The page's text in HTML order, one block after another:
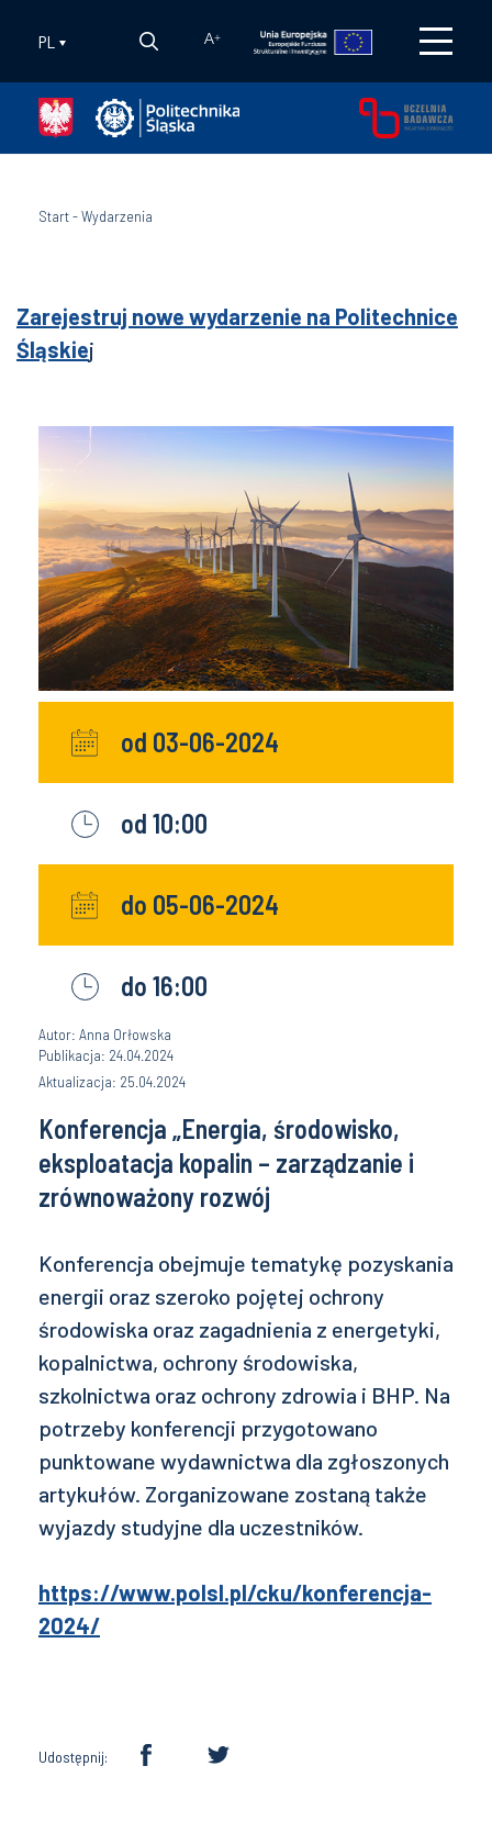
PL A+
Start-Wydarzenia
Zarejestruj nowe wydarzenie na Politechnice
Śląskiej
od 03-06-2024
od 10:00
do 05-06-2024
do 16:00
Autor: Anna Orłowska
Publikacja: 24.04.2024
Aktualizacja: 25.04.2024
Konferencja „Energia, środowisko,
eksploatacja kopalin – zarządzanie i
zrównoważony rozwój
Konferencja obejmuje tematykę pozyskania
energii oraz szeroko pojętej ochrony
środowiska oraz zagadnienia z energetyki,
kopalnictwa, ochrony środowiska,
szkolnictwa oraz ochrony zdrowia i BHP. Na
potrzeby konferencji przygotowano
punktowane wydawnictwa dla zgłoszonych
artykułów. Zorganizowane zostaną także
wyjazdy studyjne dla uczestników.
https://www.polsl.pl/cku/konferencja-
2024/
Udostępnij: